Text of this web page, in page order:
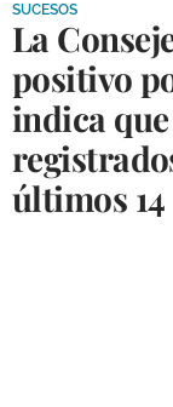
DEPORTES
COMPETICIONES
DEPORTE BASE
OPINIÓN
SUCESOS
La
positivo
indica que
últimos